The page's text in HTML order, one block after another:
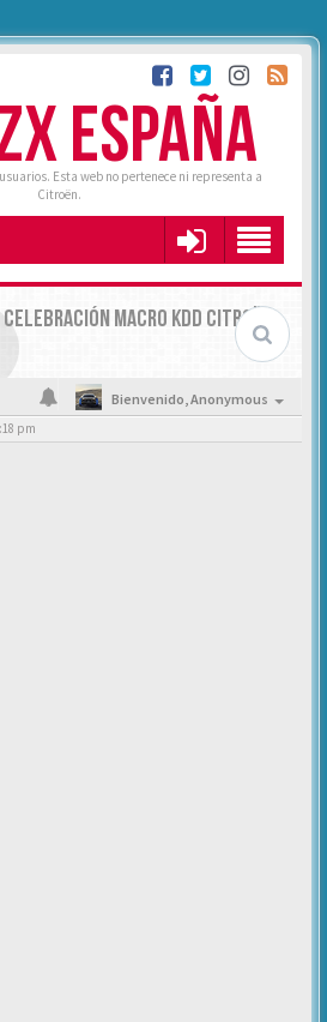
ESPAÑA
Esta web no pertenece ni representa a
Citroën.
MACRO KDD CITROËN
Bienvenido,Anonymous
pm